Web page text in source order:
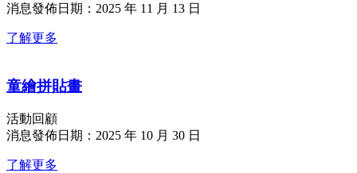
消息發佈日期：2025 年 11 月 13 日
了解更多
童繪拼貼畫
活動回顧
消息發佈日期：2025 年 10 月 30 日
了解更多